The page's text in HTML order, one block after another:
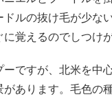
ルの抜け毛が少な
覚えるのでしつけ
ですが、北米を中
あります。毛色の